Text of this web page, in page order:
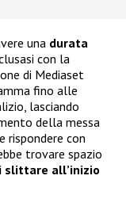
una durata
con la
di Mediaset
fino alle
lasciando
della messa
rispondere con
trovare spazio
slittare all’inizio